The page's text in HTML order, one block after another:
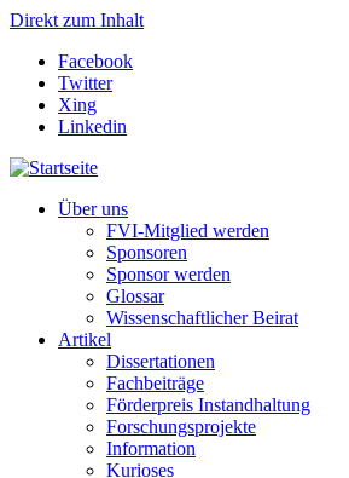
Direkt zum Inhalt
Facebook
Twitter
Xing
Linkedin
Über uns
FVI-Mitglied werden
Sponsoren
Sponsor werden
Glossar
Wissenschaftlicher Beirat
Artikel
Dissertationen
Fachbeiträge
Förderpreis Instandhaltung
Forschungsprojekte
Information
Kurioses